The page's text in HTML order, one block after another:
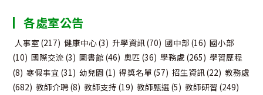
類
各處室公告
人事室 (217) 健康中心(3) 升學資訊(70) 國中部 (16) 國小部
(10) 國際交流 (3) 圖書館 (46) 奧匹 (36) 學務處 (265) 學習歷程
(8) 寒假事宜 (31) 幼兒園 (1) 得獎名單 (57) 招生資訊(22) 教務處
(682) 教師介聘(8) 教師支持 (19) 教師甄選 (5) 教師研習 (249)